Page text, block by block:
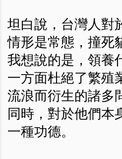
坦白說，台灣人對
情形是常態，撞死
我想說的是，領養
一方面杜絕了繁殖
流浪而衍生的諸多
同時，對於他們本
一種功德。